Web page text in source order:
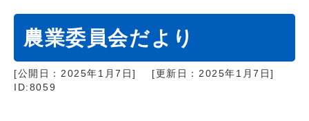
農業委員会だより
[公開日： 2025年1月7日] [更新日： 2025年1月7日]
ID:8059